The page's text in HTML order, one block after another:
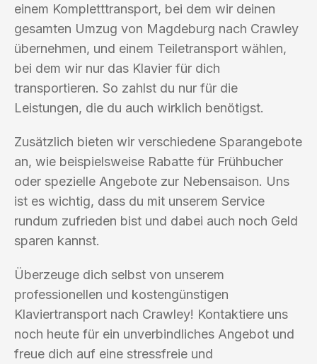
einem Kompletttransport, bei dem wir deinen
gesamten Umzug von Magdeburg nach Crawley
übernehmen, und einem Teiletransport wählen,
bei dem wir nur das Klavier für dich
transportieren. So zahlst du nur für die
Leistungen, die du auch wirklich benötigst.
Zusätzlich bieten wir verschiedene Sparangebote
an, wie beispielsweise Rabatte für Frühbucher
oder spezielle Angebote zur Nebensaison. Uns
ist es wichtig, dass du mit unserem Service
rundum zufrieden bist und dabei auch noch Geld
sparen kannst.
Überzeuge dich selbst von unserem
professionellen und kostengünstigen
Klaviertransport nach Crawley! Kontaktiere uns
noch heute für ein unverbindliches Angebot und
freue dich auf eine stressfreie und